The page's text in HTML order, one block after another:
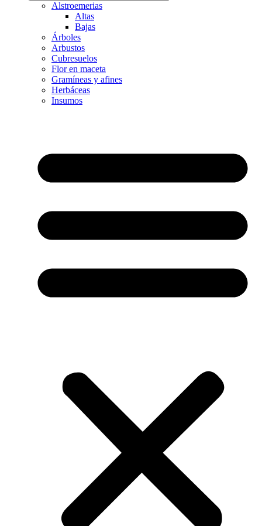
Alstroemerias
Altas
Bajas
Árboles
Arbustos
Cubresuelos
Flor en maceta
Gramíneas y afines
Herbáceas
Insumos